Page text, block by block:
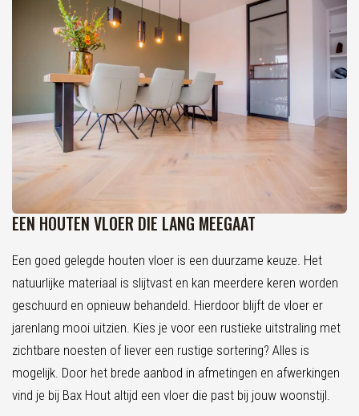
EEN HOUTEN VLOER DIE LANG MEEGAAT
Een goed gelegde houten vloer is een duurzame keuze. Het
natuurlijke materiaal is slijtvast en kan meerdere keren worden
geschuurd en opnieuw behandeld. Hierdoor blijft de vloer er
jarenlang mooi uitzien. Kies je voor een rustieke uitstraling met
zichtbare noesten of liever een rustige sortering? Alles is
mogelijk. Door het brede aanbod in afmetingen en afwerkingen
vind je bij Bax Hout altijd een vloer die past bij jouw woonstijl.